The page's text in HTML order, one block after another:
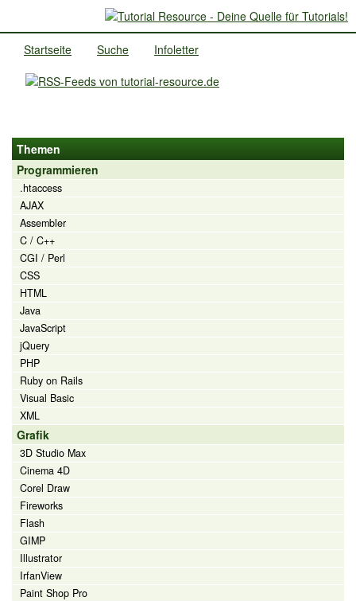
Startseite Suche Infoletter
Themen
Programmieren
.htaccess
AJAX
Assembler
C / C++
CGI / Perl
CSS
HTML
Java
JavaScript
jQuery
PHP
Ruby on Rails
Visual Basic
XML
Grafik
3D Studio Max
Cinema 4D
Corel Draw
Fireworks
Flash
GIMP
Illustrator
IrfanView
Paint Shop Pro